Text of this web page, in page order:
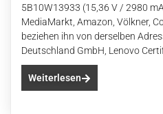
5B10W13933 (15,36 V / 2980
MediaMarkt, Amazon, Völkner,
beziehen ihn von derselben
Deutschland GmbH, Lenovo
Weiterlesen